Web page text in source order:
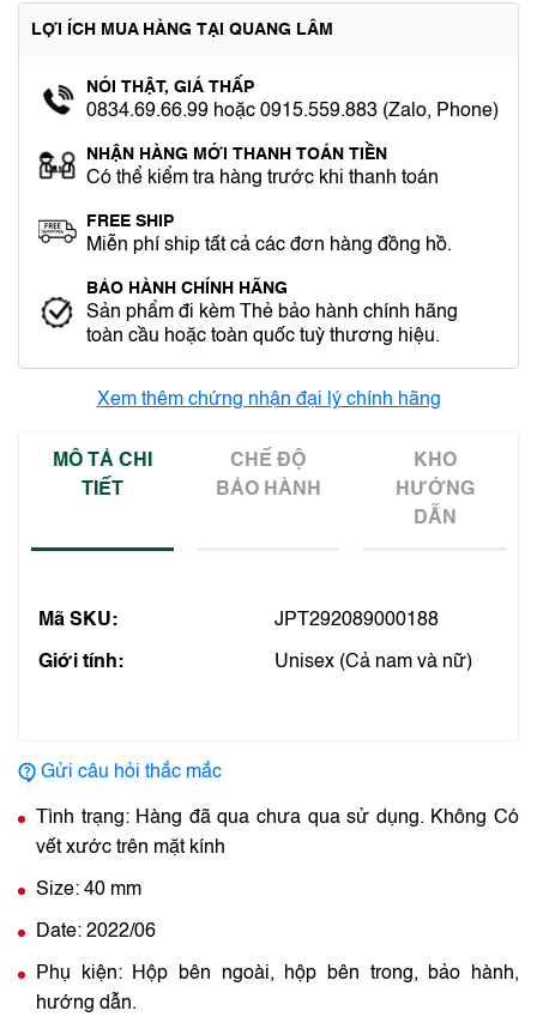
LỢI ÍCH MUA HÀNG TẠI QUANG LÂM
NÓI THẬT, GIÁ THẤP
0834.69.66.99 hoặc 0915.559.883 (Zalo, Phone)
NHẬN HÀNG MỚI THANH TOÁN TIỀN
Có thể kiểm tra hàng trước khi thanh toán
FREE SHIP
Miễn phí ship tất cả các đơn hàng đồng hồ.
BẢO HÀNH CHÍNH HÃNG
Sản phẩm đi kèm Thẻ bảo hành chính hãng
toàn cầu hoặc toàn quốc tuỳ thương hiệu.
Xem thêm chứng nhận đại lý chính hãng
MÔ TẢ CHI
TIẾT
CHẾ ĐỘ
BẢO HÀNH
KHO
HƯỚNG
DẪN
Mã SKU: JPT292089000188
Giới tính: Unisex (Cả nam và nữ)
Gửi câu hỏi thắc mắc
Tình trạng: Hàng đã qua chưa qua sử dụng. Không Có
vết xước trên mặt kính
Size: 40 mm
Date: 2022/06
Phụ kiện: Hộp bên ngoài, hộp bên trong, bảo hành,
hướng dẫn.